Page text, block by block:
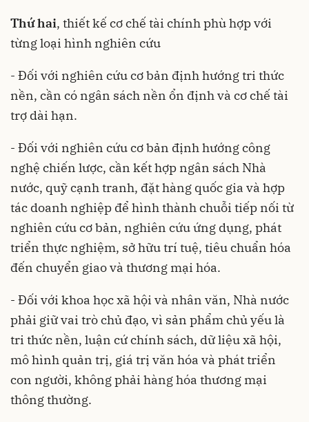
Thứ hai, thiết kế cơ chế tài chính phù hợp với
từng loại hình nghiên cứu
- Đối với nghiên cứu cơ bản định hướng tri thức
nền, cần có ngân sách nền ổn định và cơ chế tài
trợ dài hạn.
- Đối với nghiên cứu cơ bản định hướng công
nghệ chiến lược, cần kết hợp ngân sách Nhà
nước, quỹ cạnh tranh, đặt hàng quốc gia và hợp
tác doanh nghiệp để hình thành chuỗi tiếp nối từ
nghiên cứu cơ bản, nghiên cứu ứng dụng, phát
triển thực nghiệm, sở hữu trí tuệ, tiêu chuẩn hóa
đến chuyển giao và thương mại hóa.
- Đối với khoa học xã hội và nhân văn, Nhà nước
phải giữ vai trò chủ đạo, vì sản phẩm chủ yếu là
tri thức nền, luận cứ chính sách, dữ liệu xã hội,
mô hình quản trị, giá trị văn hóa và phát triển
con người, không phải hàng hóa thương mại
thông thường.